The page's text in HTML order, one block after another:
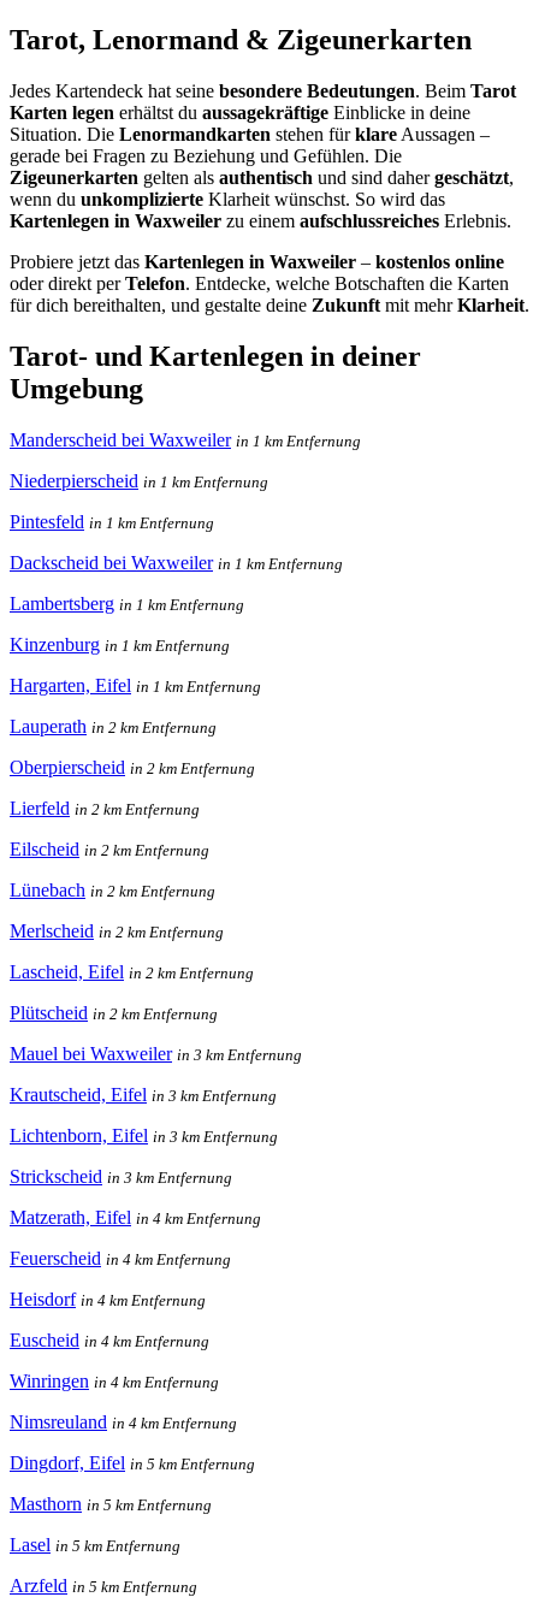
Tarot, Lenormand & Zigeunerkarten
Jedes Kartendeck hat seine besondere Bedeutungen. Beim Tarot
Karten legen erhältst du aussagekräftige Einblicke in deine
Situation. Die Lenormandkarten stehen fürklare Aussagen –
gerade bei Fragen zu Beziehung und Gefühlen. Die
Zigeunerkarten gelten als authentisch und sind dahergeschätzt,
wenn du unkomplizierte Klarheit wünschst. So wird das
Kartenlegen in Waxweiler zu einem aufschlussreiches Erlebnis.
Probiere jetzt das Kartenlegen in Waxweiler – kostenlos online
oder direkt perTelefon. Entdecke, welche Botschaften die Karten
für dich bereithalten, und gestalte deine Zukunft mit mehrKlarheit.
Tarot- und Kartenlegen in deiner
Umgebung
Manderscheid bei Waxweiler in 1 km Entfernung
Niederpierscheid in 1 km Entfernung
Pintesfeld in 1 km Entfernung
Dackscheid bei Waxweiler in 1 km Entfernung
Lambertsberg in 1 km Entfernung
Kinzenburg in 1 km Entfernung
Hargarten, Eifel in 1 km Entfernung
Lauperath in 2 km Entfernung
Oberpierscheid in 2 km Entfernung
Lierfeld in 2 km Entfernung
Eilscheid in 2 km Entfernung
Lünebach in 2 km Entfernung
Merlscheid in 2 km Entfernung
Lascheid, Eifel in 2 km Entfernung
Plütscheid in 2 km Entfernung
Mauel bei Waxweiler in 3 km Entfernung
Krautscheid, Eifel in 3 km Entfernung
Lichtenborn, Eifel in 3 km Entfernung
Strickscheid in 3 km Entfernung
Matzerath, Eifel in 4 km Entfernung
Feuerscheid in 4 km Entfernung
Heisdorf in 4 km Entfernung
Euscheid in 4 km Entfernung
Winringen in 4 km Entfernung
Nimsreuland in 4 km Entfernung
Dingdorf, Eifel in 5 km Entfernung
Masthorn in 5 km Entfernung
Lasel in 5 km Entfernung
Arzfeld in 5 km Entfernung